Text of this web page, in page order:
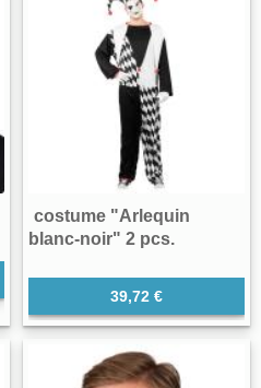
costume "Arlequin
blanc-noir" 2 pcs.
39,72 €